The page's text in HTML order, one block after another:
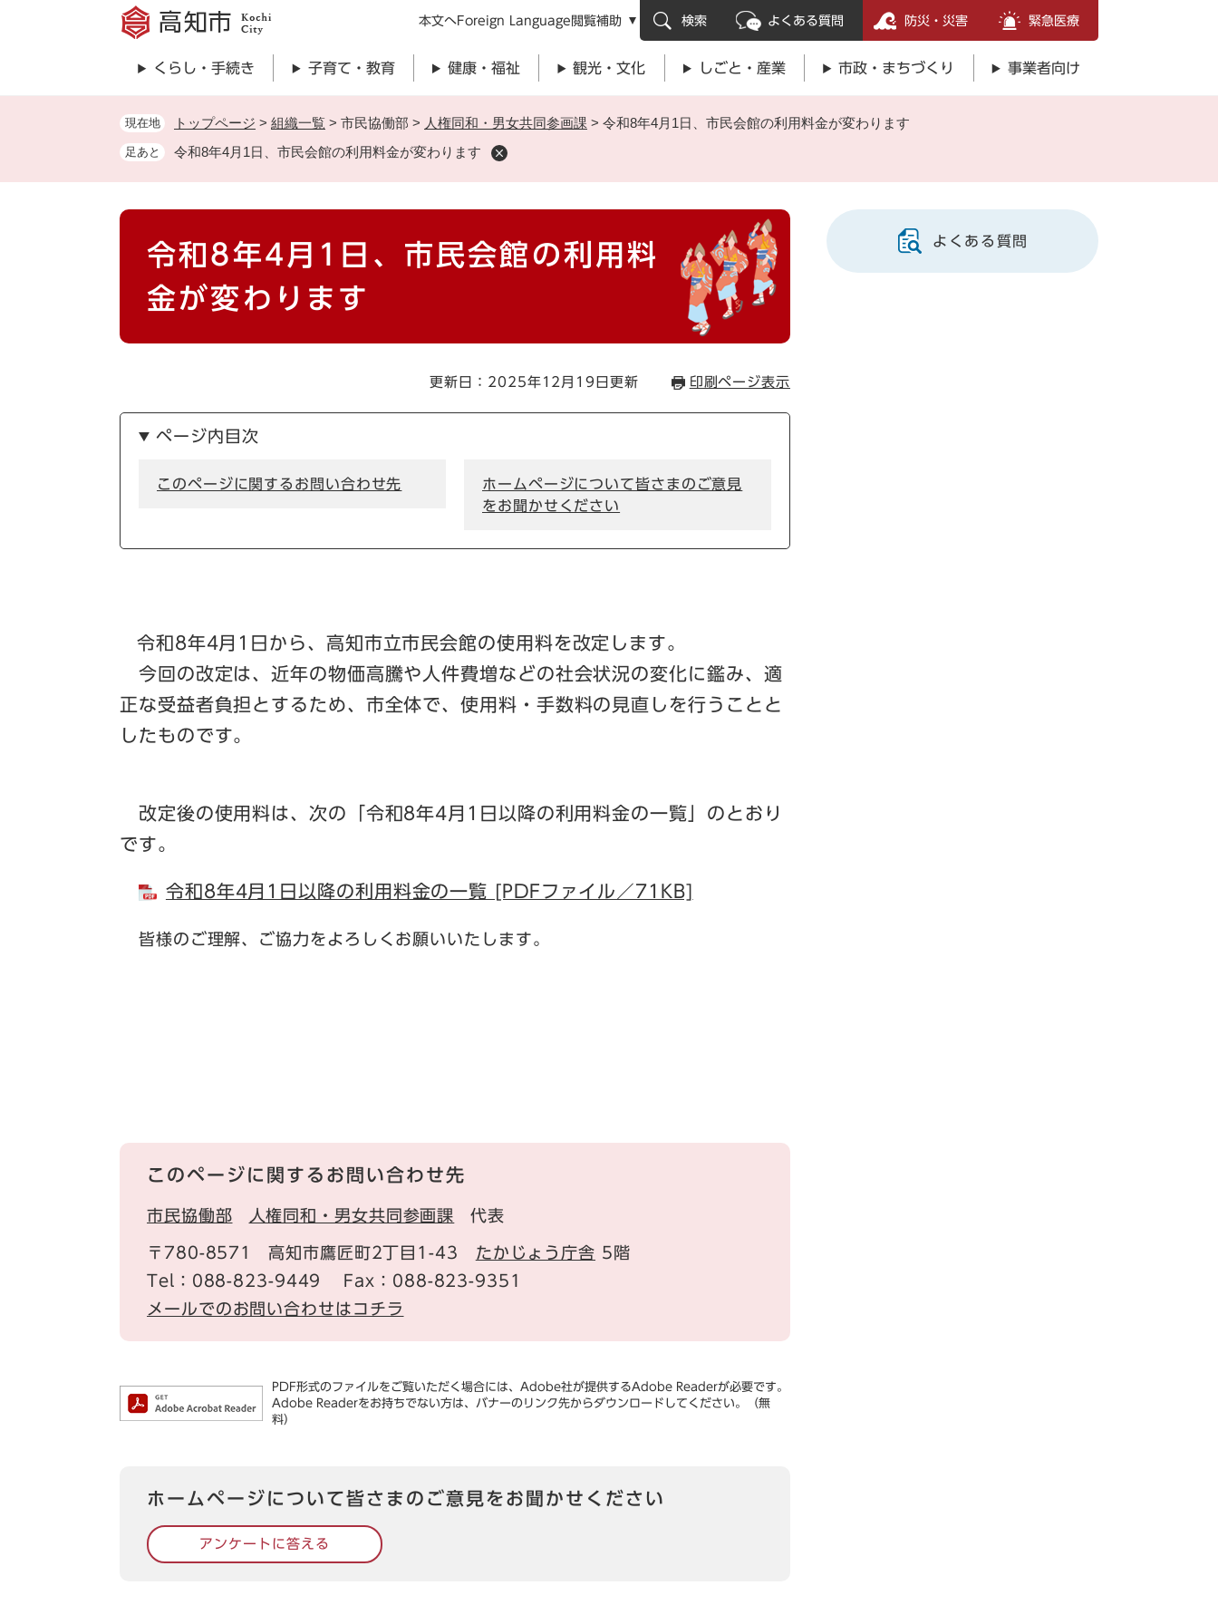
先
。
メニューを飛ばして本文へ
本文へForeign Language 閲覧補助 検索 よくある質問 防災・災害 緊急医療
くらし・手続き 子育て・教育 健康・福祉 観光・文化 しごと・産業 市政・まちづくり 事業者向け
現在地 トップページ > 組織一覧 > 市民協働部 > 人権同和・男女共同参画課 > 令和8年4月1日、市民会館の利用料金が変わります
足あと 令和8年4月1日、市民会館の利用料金が変わります
本
令和8年4月1日、市民会館の利用料
金が変わります
更新日：2025年12月19日更新 印刷ページ表示
ページ内目次
このページに関するお問い合わせ先
ホームページについて皆さまのご意見
をお聞かせください
令和8年4月1日から、高知市立市民会館の使用料を改定します。
今回の改定は、近年の物価高騰や人件費増などの社会状況の変化に鑑み、適
正な受益者負担とするため、市全体で、使用料・手数料の見直しを行うことと
したものです。
改定後の使用料は、次の「令和8年4月1日以降の利用料金の一覧」のとおり
です。
令和8年4月1日以降の利用料金の一覧 [PDFファイル／71KB]
皆様のご理解、ご協力をよろしくお願いいたします。
このページに関するお問い合わせ先
市民協働部 人権同和・男女共同参画課 代表
〒780-8571 高知市鷹匠町2丁目1-43 たかじょう庁舎 5階
Tel：088-823-9449
Fax：088-823-9351
メールでのお問い合わせはコチラ
PDF形式のファイルをご覧いただく場合には、Adobe社が提供するAdobe Readerが必要です。
Adobe Readerをお持ちでない方は、バナーのリンク先からダウンロードしてください。（無
料）
ホームページについて皆さまのご意見をお聞かせください
アンケートに答える
よくある質問